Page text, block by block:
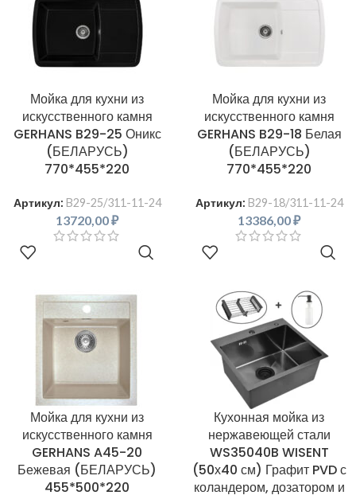
Мойка для кухни из
искусственного камня
GERHANS B29-25 Оникс
(БЕЛАРУСЬ)
770*455*220
Артикул: B29-25/311-11-24
13720,00₽
Мойка для кухни из
искусственного камня
GERHANS B29-18 Белая
(БЕЛАРУСЬ)
770*455*220
Артикул: B29-18/311-11-24
13386,00₽
Мойка для кухни из
искусственного камня
GERHANS A45-20
Бежевая (БЕЛАРУСЬ)
455*500*220
Кухонная мойка из
нержавеющей стали
WS35040B WISENT
(50х40 см) Графит PVD с
коландером, дозатором и